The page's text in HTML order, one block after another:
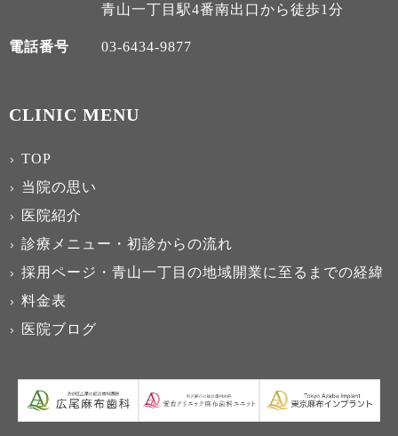
青山一丁目駅4番南出口から徒歩1分
電話番号 03-6434-9877
CLINIC MENU
TOP
当院の思い
医院紹介
診療メニュー・初診からの流れ
採用ページ・青山一丁目の地域開業に至るまでの経緯
料金表
医院ブログ